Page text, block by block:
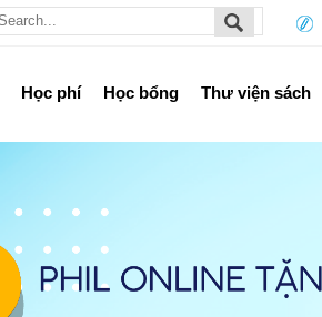
Học phí Học bổng Thư viện sách